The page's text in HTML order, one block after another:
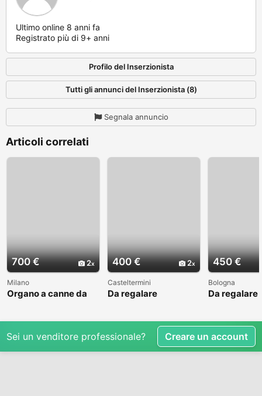
Ultimo online 8 anni fa
Registrato più di 9+ anni
Profilo del Inserzionista
Tutti gli annunci del Inserzionista (8)
Segnala annuncio
Articoli correlati
700 € 2
Milano
Organo a canne da
donare
400 € 2
Casteltermini
Da regalare
Clavicembalo Guido
450 €
Bologna
Da regalare
Sei un venditore professionale? Creare un account